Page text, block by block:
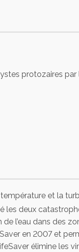
protozaires
chlore
et la
les deux
l’eau dans des
en 2007 et
élimine les